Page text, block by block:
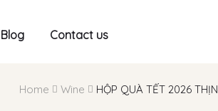
Blog Contact us
Home Wine HỘP QUÀ TẾT 2026